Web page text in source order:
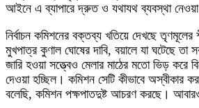
আইনে এ ব্যাপারে দ্রুত ও যথাযথ ব্যবস্থা
নির্বাচন কমিশনের বক্তব্য খতিয়ে দেখছে
মুখপাত্র কুণাল ঘোষের দাবি, বয়ালে যা ঘটেছে তা
জারি হওয়া সত্ত্বেও মেলার মাঠের মতো ভিড় করে
দেওয়া হচ্ছিল। কমিশন সেটি কীভাবে অস্বীকার
বলেছি, কমিশন পক্ষপাতদুষ্ট আচরণ করছে।